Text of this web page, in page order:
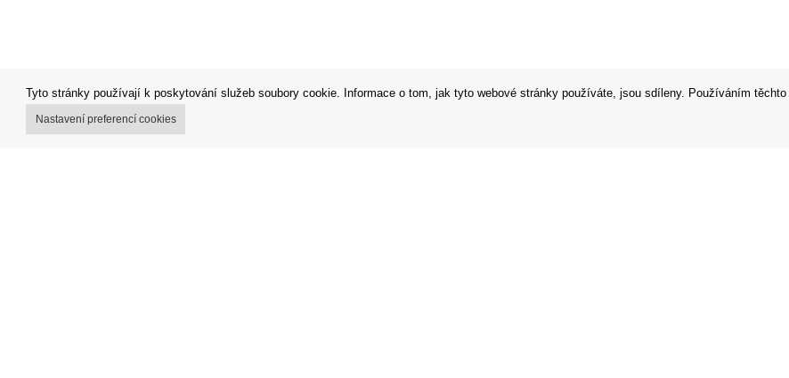
Tyto stránky používají k poskytování služeb soubory cookie. Informace o tom, jak tyto webové stránky používáte, jsou sdíleny. Používáním
Nastavení preferencí cookies